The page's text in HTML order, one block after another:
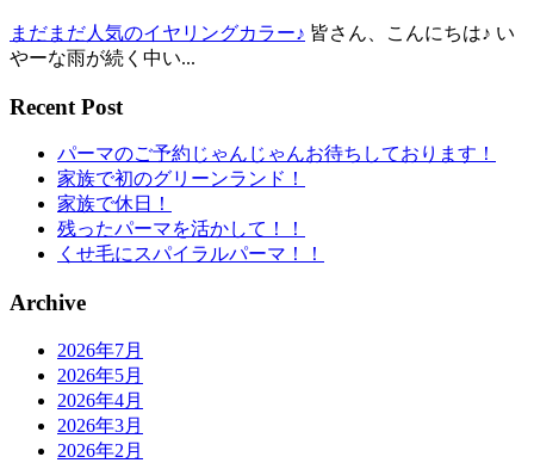
まだまだ人気のイヤリングカラー♪ 皆さん、こんにちは♪ い
やーな雨が続く中い...
Recent Post
パーマのご予約じゃんじゃんお待ちしております！
家族で初のグリーンランド！
家族で休日！
残ったパーマを活かして！！
くせ毛にスパイラルパーマ！！
Archive
2026年7月
2026年5月
2026年4月
2026年3月
2026年2月